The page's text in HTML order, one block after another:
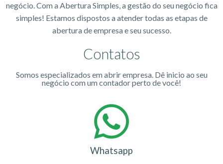
negócio. Com a Abertura Simples, a gestão do seu negócio fica
simples! Estamos dispostos a atender todas as etapas de
abertura de empresa e seu sucesso.
Contatos
Somos especializados em abrir empresa. Dê inicio ao seu
negócio com um contador perto de você!
Whatsapp